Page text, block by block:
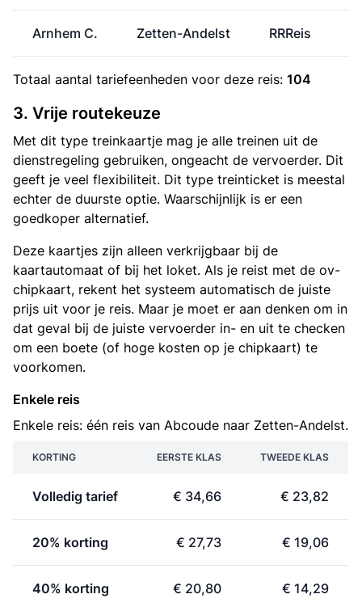
Arnhem C. Zetten-Andelst RRReis
Totaal aantal tariefeenheden voor deze reis: 104
3. Vrije routekeuze
Met dit type treinkaartje mag je alle treinen uit de
dienstregeling gebruiken, ongeacht de vervoerder. Dit
geeft je veel flexibiliteit. Dit type treinticket is meestal
echter de duurste optie. Waarschijnlijk is er een
goedkoper alternatief.
Deze kaartjes zijn alleen verkrijgbaar bij de
kaartautomaat of bij het loket. Als je reist met de ov-
chipkaart, rekent het systeem automatisch de juiste
prijs uit voor je reis. Maar je moet er aan denken om in
dat geval bij de juiste vervoerder in- en uit te checken
om een boete (of hoge kosten op je chipkaart) te
voorkomen.
Enkele reis
Enkele reis: één reis van Abcoude naar Zetten-Andelst.
KORTING EERSTE KLAS TWEEDE KLAS
Volledig tarief € 34,66 € 23,82
20% korting € 27,73 € 19,06
40% korting € 20,80 € 14,29